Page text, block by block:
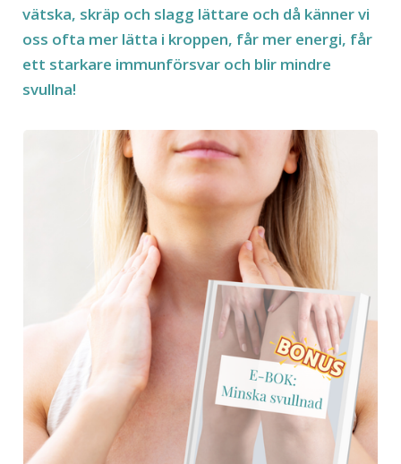
vätska, skräp och slagg lättare och då känner vi
oss ofta mer lätta i kroppen, får mer energi, får
ett starkare immunförsvar och blir mindre
svullna!